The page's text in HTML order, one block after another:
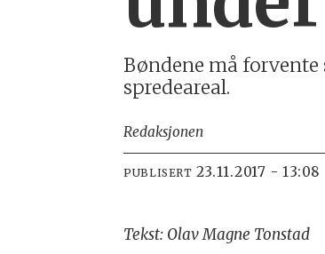
Bøndene må
spredeareal.
Redaksjonen
PUBLISERT 23.11.2017 - 13:08
Tekst: Olav Magne Tonstad